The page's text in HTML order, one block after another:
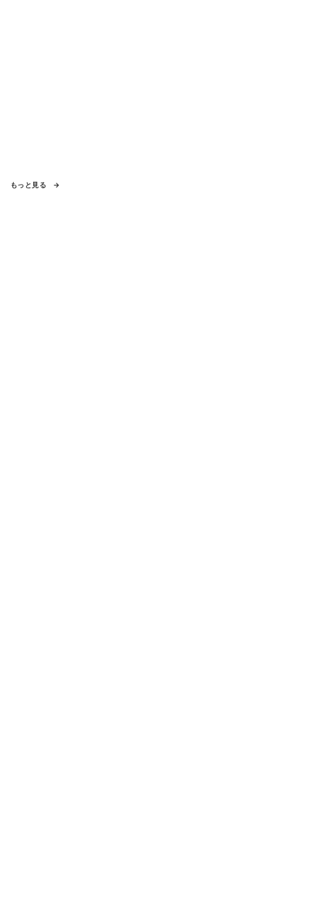
もっと見る